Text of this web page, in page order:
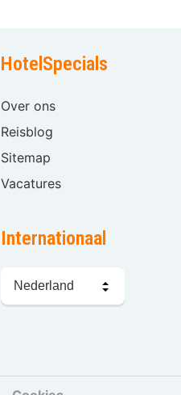
HotelSpecials
Over ons
Reisblog
Sitemap
Vacatures
Internationaal
kiezen